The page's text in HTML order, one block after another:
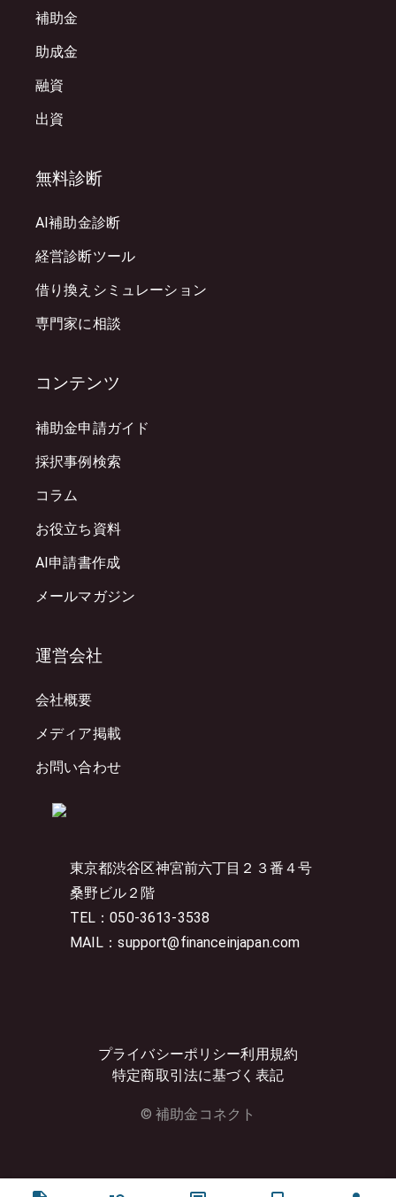
東京都渋谷区神宮前六丁目２３番４号
桑野ビル２階
TEL：050-3613-3538
MAIL：support@financeinjapan.com
プライバシーポリシー利用規約
特定商取引法に基づく表記
© 補助金コネクト
補助金
助成金
融資
出資
無料診断
AI補助金診断
経営診断ツール
借り換えシミュレーション
専門家に相談
コンテンツ
補助金申請ガイド
採択事例検索
コラム
お役立ち資料
AI申請書作成
メールマガジン
運営会社
会社概要
メディア掲載
お問い合わせ